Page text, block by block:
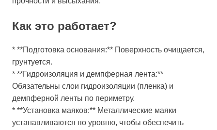
Как это работает?
* **Подготовка основания:** Поверхность очищается,
грунтуется.
* **Гидроизоляция и демпферная лента:**
Обязательны слои гидроизоляции (пленка) и
демпферной ленты по периметру.
* **Установка маяков:** Металлические маяки
устанавливаются по уровню, чтобы обеспечить